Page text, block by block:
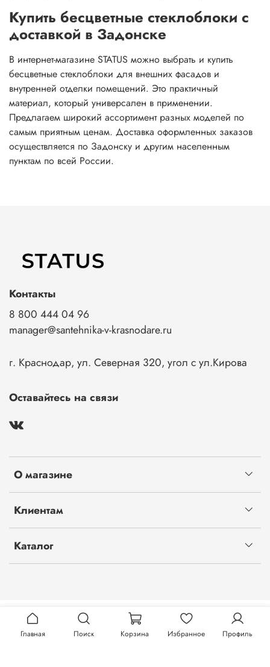
Купить бесцветные стеклоблоки с
доставкой в Задонске
В интернет-магазине STATUS можно выбрать и купить
бесцветные стеклоблоки для внешних фасадов и
внутренней отделки помещений. Это практичный
материал, который универсален в применении.
Предлагаем широкий ассортимент разных моделей по
самым приятным ценам. Доставка оформленных заказов
осуществляется по Задонску и другим населенным
пунктам по всей России.
О магазине
Клиентам
Каталог
Контакты
8 800 444 04 96
manager@santehnika-v-krasnodare.ru
г. Краснодар, ул. Северная 320, угол с ул.Кирова
Оставайтесь на связи
Главная Поиск Корзина Избранное Профиль